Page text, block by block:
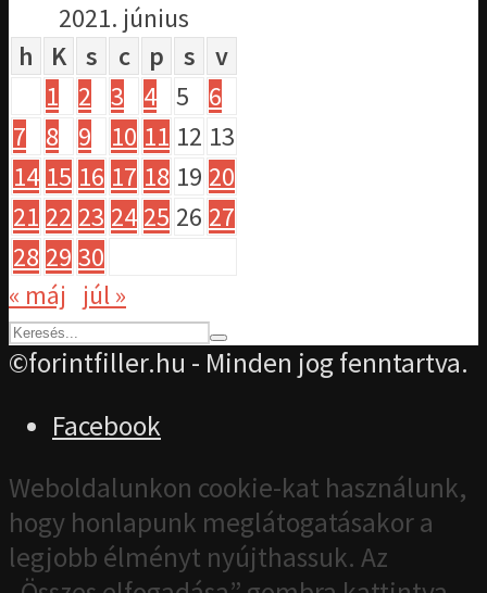
2021. június
h
K s c p s
v
1
2 3 4 5
6
7
8 9 10 11 12 13
14 15 16 17 18 19 20
21 22 23 24 25 26 27
28 29 30
« máj
júl »
©forintfiller.hu - Minden jog fenntartva.
Facebook
Weboldalunkon cookie-kat használunk,
hogy honlapunk meglátogatásakor a
legjobb élményt nyújthassuk. Az